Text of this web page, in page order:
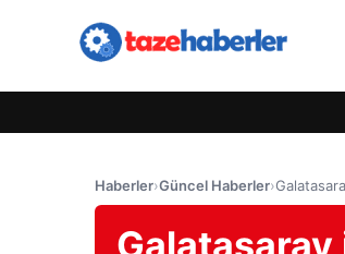
Haberler›Güncel Haberler›
Galatasaray